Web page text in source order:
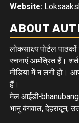
Website:
ABOUT
लोकसाक्ष्य पोर्टल
रचनाएं आमंत्रित हैं।
मीडिया में न लगी हो।
हैं।
मेल आईडी-
भानु बंगवाल, देहरादून,